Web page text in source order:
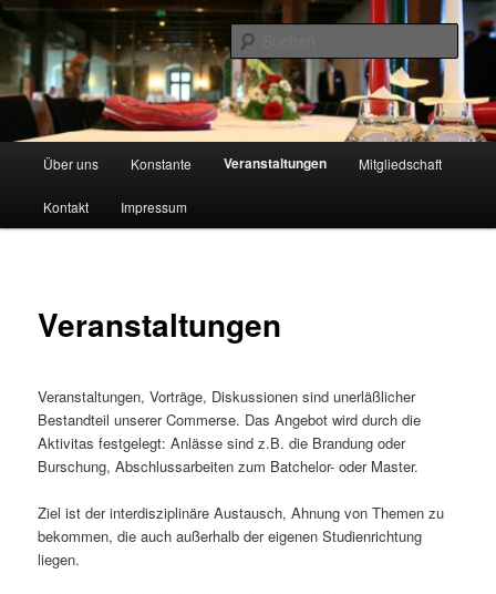
Zum
primären
Inhalt
springenTWV Alania zu Konstanz
Technisch wissenschaftliche Studentenverbindung
HauptmenüÜber uns Konstante Veranstaltungen Mitgliedschaft
Kontakt Impressum
Veranstaltungen
Veranstaltungen, Vorträge, Diskussionen sind unerläßlicher
Bestandteil unserer Commerse. Das Angebot wird durch die
Aktivitas festgelegt: Anlässe sind z.B. die Brandung oder
Burschung, Abschlussarbeiten zum Batchelor- oder Master.
Ziel ist der interdisziplinäre Austausch, Ahnung von Themen zu
bekommen, die auch außerhalb der eigenen Studienrichtung
liegen.